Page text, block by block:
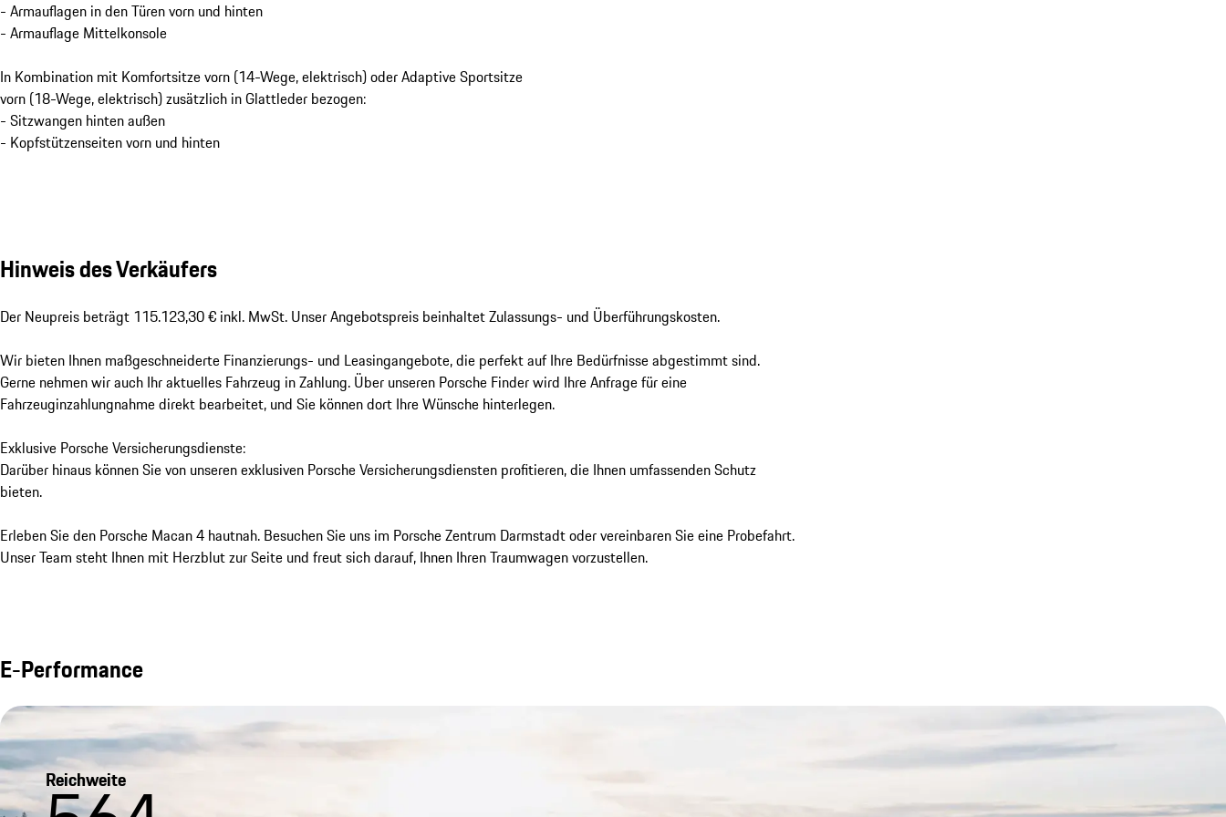
- Armauflagen in den Türen vorn und hinten
- Armauflage Mittelkonsole
In Kombination mit Komfortsitze vorn (14-Wege, elektrisch) oder Adaptive Sportsitze
vorn (18-Wege, elektrisch) zusätzlich in Glattleder bezogen:
- Sitzwangen hinten außen
- Kopfstützenseiten vorn und hinten
Hinweis des Verkäufers
Der Neupreis beträgt 115.123,30 € inkl. MwSt. Unser Angebotspreis beinhaltet Zulassungs- und Überführungskosten.
Wir bieten Ihnen maßgeschneiderte Finanzierungs- und Leasingangebote, die perfekt auf Ihre Bedürfnisse abgestimmt sind.
Gerne nehmen wir auch Ihr aktuelles Fahrzeug in Zahlung. Über unseren Porsche Finder wird Ihre Anfrage für eine
Fahrzeuginzahlungnahme direkt bearbeitet, und Sie können dort Ihre Wünsche hinterlegen.
Exklusive Porsche Versicherungsdienste:
Darüber hinaus können Sie von unseren exklusiven Porsche Versicherungsdiensten profitieren, die Ihnen umfassenden Schutz
bieten.
Erleben Sie den Porsche Macan 4 hautnah. Besuchen Sie uns im Porsche Zentrum Darmstadt oder vereinbaren Sie eine Probefahrt.
Unser Team steht Ihnen mit Herzblut zur Seite und freut sich darauf, Ihnen Ihren Traumwagen vorzustellen.
E-Performance
Reichweite